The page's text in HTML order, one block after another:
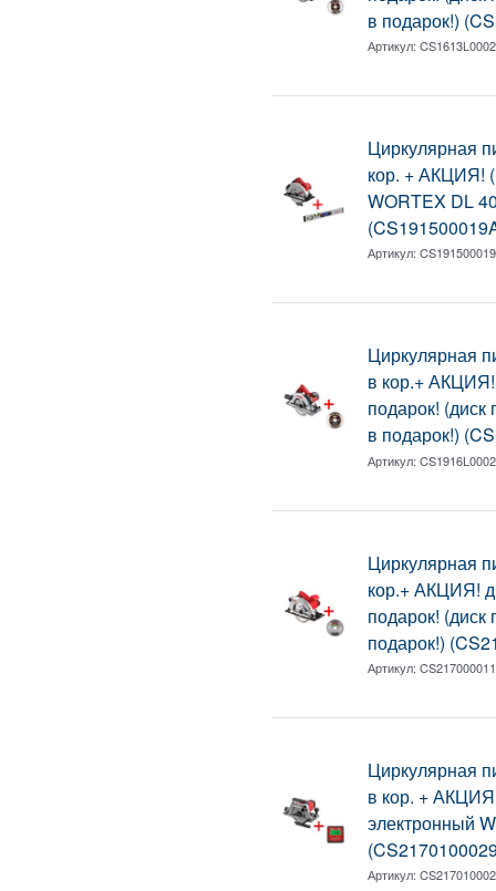
в подарок!)
Артикул:
Циркулярная
кор. + АКЦИЯ!
WORTEX DL
Артикул:
Циркулярная
в кор.+
подарок!
в подарок!)
Артикул:
Циркулярная
кор.+ АКЦИЯ!
подарок!
подарок!)
Артикул:
Циркулярная
в кор. +
электронный
Артикул: